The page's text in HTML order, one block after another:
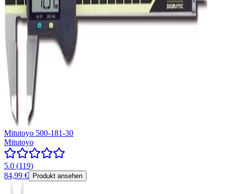
Mitutoyo 500-181-30
Mitutoyo
5.0 (119)
84,99 €
Produkt ansehen